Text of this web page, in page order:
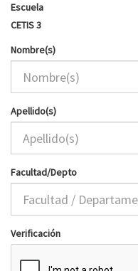
Escuela
CETIS 3
Nombre(s)
Apellido(s)
Facultad/Depto
Verificación